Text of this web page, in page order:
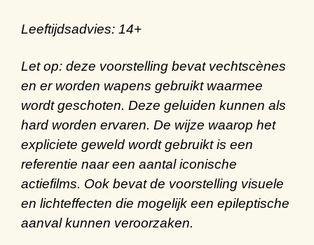
Leeftijdsadvies: 14+
Let op: deze voorstelling bevat vechtscènes
en er worden wapens gebruikt waarmee
wordt geschoten. Deze geluiden kunnen als
hard worden ervaren. De wijze waarop het
expliciete geweld wordt gebruikt is een
referentie naar een aantal iconische
actiefilms. Ook bevat de voorstelling visuele
en lichteffecten die mogelijk een epileptische
aanval kunnen veroorzaken.